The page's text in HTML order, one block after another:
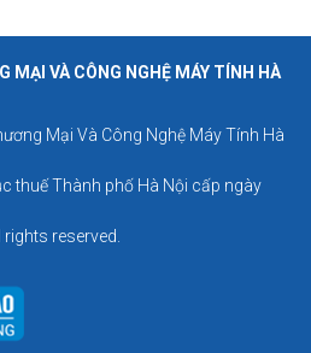
MẠI VÀ CÔNG NGHỆ MÁY TÍNH HÀ
Mại Và Công Nghệ Máy Tính Hà
thuế Thành phố Hà Nội cấp ngày
reserved.